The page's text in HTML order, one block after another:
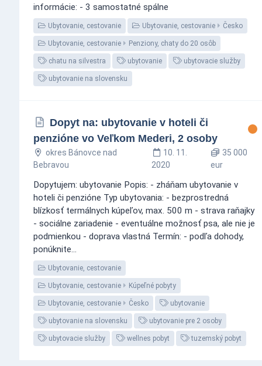
informácie: - 3 samostatné spálne
Ubytovanie, cestovanie Ubytovanie, cestovanie Česko
Ubytovanie, cestovanie Penziony, chaty do 20 osôb
chatu na silvestra ubytovanie ubytovacie služby
ubytovanie na slovensku
Dopyt na: ubytovanie v hoteli či
penzióne vo Veľkom Mederi, 2 osoby
okres Bánovce nad
Bebravou
10. 11.
2020
35 000
eur
Dopytujem: ubytovanie Popis: - zháňam ubytovanie v
hoteli či penzióne Typ ubytovania: - bezprostredná
blízkosť termálnych kúpeľov, max. 500 m - strava raňajky
- sociálne zariadenie - eventuálne možnosť psa, ale nie je
podmienkou - doprava vlastná Termín: - podľa dohody,
ponúknite...
Ubytovanie, cestovanie
Ubytovanie, cestovanie Kúpeľné pobyty
Ubytovanie, cestovanie Česko ubytovanie
ubytovanie na slovensku ubytovanie pre 2 osoby
ubytovacie služby wellnes pobyt tuzemský pobyt